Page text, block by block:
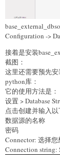
Configuration ->
接着是安装
截图：
这里还需要预先安
python库：
它的使用方法是：
设置 > Database
点击创建并输入
数据源的名称
密码
Connector: 选择
Connection string: